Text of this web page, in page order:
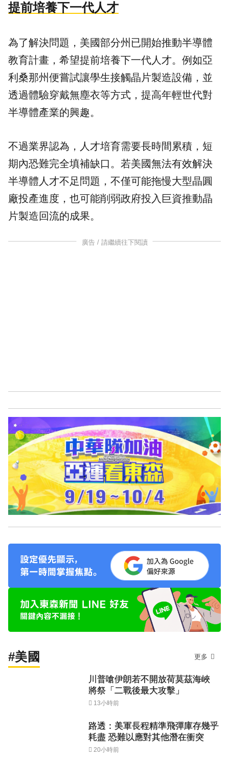
提前培養下一代人才
為了解決問題，美國部分州已開始推動半導體
教育計畫，希望提前培養下一代人才。例如亞
利桑那州便嘗試讓學生接觸晶片製造設備，並
透過體驗穿戴無塵衣等方式，提高年輕世代對
半導體產業的興趣。
不過業界認為，人才培育需要長時間累積，短
期內恐難完全填補缺口。若美國無法有效解決
半導體人才不足問題，不僅可能拖慢大型晶圓
廠投產進度，也可能削弱政府投入巨資推動晶
片製造回流的成果。
廣告 / 請繼續往下閱讀
#美國 更多
川普嗆伊朗若不開放荷莫茲海峽
將祭「二戰後最大攻擊」
13小時前
路透：美軍長程精準飛彈庫存幾乎
耗盡 恐難以應對其他潛在衝突
20小時前